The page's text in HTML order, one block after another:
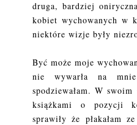
druga, bardziej
kobiet wychowanych w
niektóre wizje były
Być może moje
nie wywarła na
spodziewałam. W
książkami o pozycji
sprawiły że płakałam